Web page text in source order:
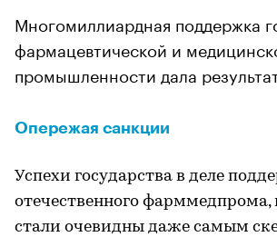
Многомиллиардная поддержка
фармацевтической и
промышленности дала
Опережая санкции
Успехи государства в деле
отечественного фарммедпрома,
стали очевидны даже самым